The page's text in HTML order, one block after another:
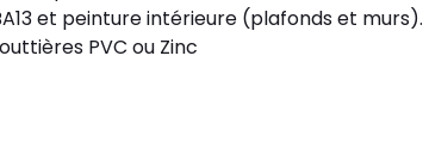
et peinture intérieure (plafonds et murs).
PVC ou Zinc